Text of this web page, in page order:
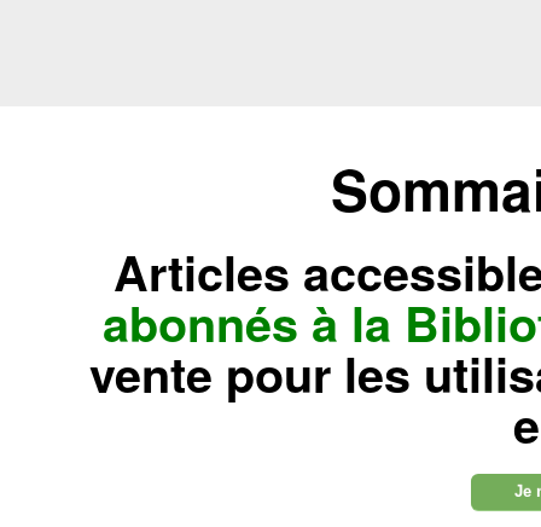
Articles
abonnés à la
vente pour les
Je